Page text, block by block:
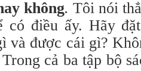
không.Tôi nói
có điều ấy. Hãy
và được cái gì?
cả ba tập bộ